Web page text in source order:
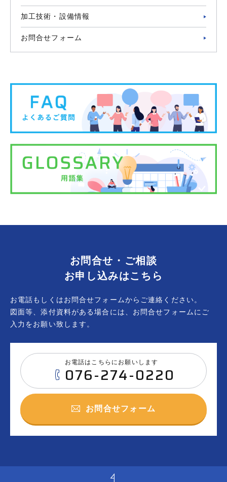
加工技術・設備情報
お問合せフォーム
お問合せ・ご相談
お申し込みはこちら
お電話もしくはお問合せフォームからご連絡ください。
図面等、添付資料がある場合には、お問合せフォームにご
入力をお願い致します。
お電話はこちらにお願いします
076-274-0220
お問合せフォーム